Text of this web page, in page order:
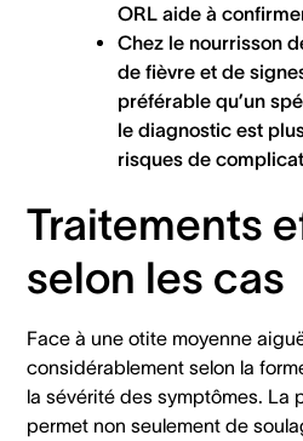
ORL aide à
Chez le nourrisson
de fièvre et de
préférable qu’un
le diagnostic est
risques de
Traitements
selon les cas
Face à une otite moyenne
considérablement selon la
la sévérité des symptômes. La
permet non seulement de